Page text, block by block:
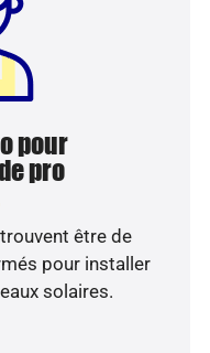
pour
pro
être de
pour installer
solaires.